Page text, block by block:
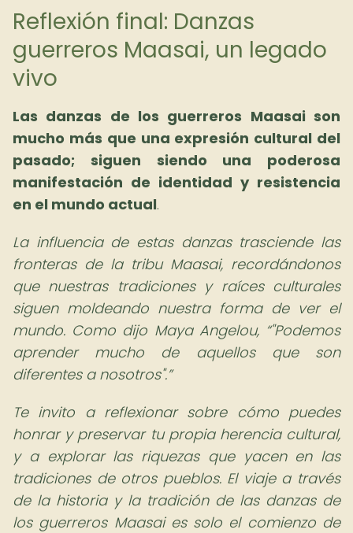
Reflexión final: Danzas
guerreros Maasai, un legado
vivo
Las danzas de los guerreros Maasai son
mucho más que una expresión cultural del
pasado; siguen siendo una poderosa
manifestación de identidad y resistencia
en el mundo actual.
La influencia de estas danzas trasciende las
fronteras de la tribu Maasai, recordándonos
que nuestras tradiciones y raíces culturales
siguen moldeando nuestra forma de ver el
mundo. Como dijo Maya Angelou, "Podemos
aprender mucho de aquellos que son
diferentes a nosotros".
Te invito a reflexionar sobre cómo puedes
honrar y preservar tu propia herencia cultural,
y a explorar las riquezas que yacen en las
tradiciones de otros pueblos. El viaje a través
de la historia y la tradición de las danzas de
los guerreros Maasai es solo el comienzo de